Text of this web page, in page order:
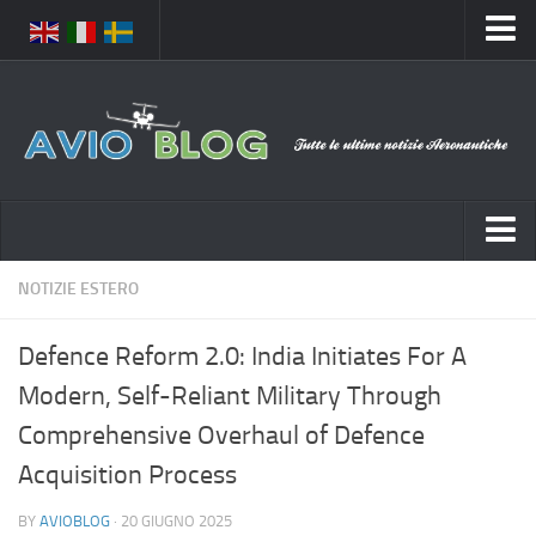
Chi Siamo
Contatti
Disclaimer
Feed
Prenota Voli
Notizie Italia
Aeronautica Militare
Aeroporti
Compagnie Aeree
Forze Aeree
Incidenti e inconvenienti aerei
NOTIZIE ESTERO
Defence Reform 2.0: India Initiates For A
Modern, Self-Reliant Military Through
Comprehensive Overhaul of Defence
Acquisition Process
BY AVIOBLOG · 20 GIUGNO 2025